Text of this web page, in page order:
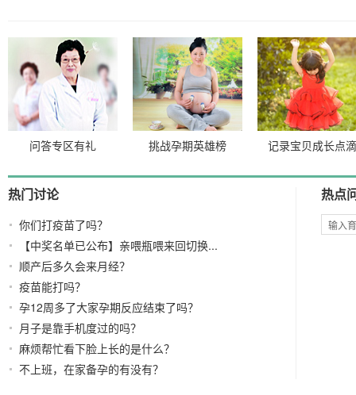
问答专区有礼 挑战孕期英雄榜 记录宝贝成长点滴
热门讨论
你们打疫苗了吗？
【中奖名单已公布】亲喂瓶喂来回切换...
顺产后多久会来月经？
疫苗能打吗？
孕12周多了大家孕期反应结束了吗？
月子是靠手机度过的吗？
麻烦帮忙看下脸上长的是什么？
不上班，在家备孕的有没有？
热点